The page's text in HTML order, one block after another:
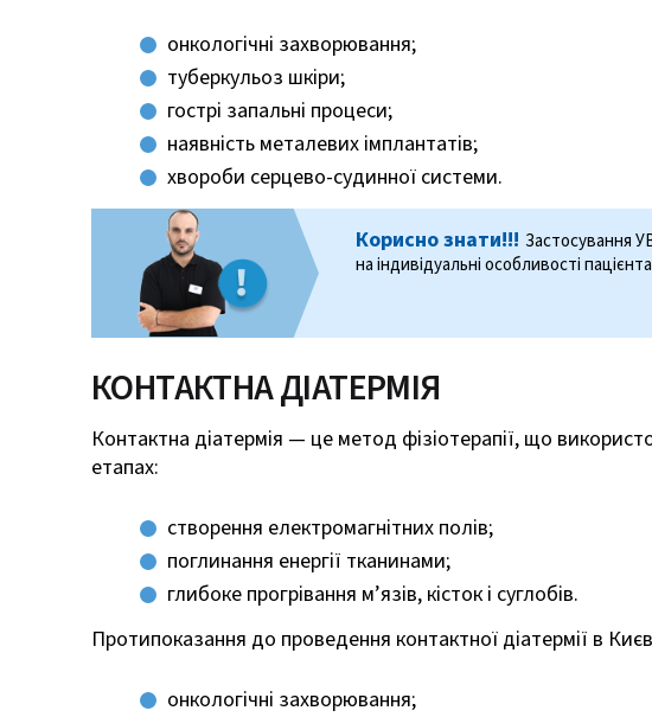
онкологічні захворювання;
туберкульоз шкіри;
гострі запальні процеси;
наявність металевих імплантатів;
хвороби серцево-судинної системи.
Корисно знати!!! Застосування
на індивідуальні особливості
КОНТАКТНА ДІАТЕРМІЯ
Контактна діатермія — це метод фізіотерапії, що
етапах:
створення електромагнітних полів;
поглинання енергії тканинами;
глибоке прогрівання м’язів, кісток і суглобів.
Протипоказання до проведення контактної діатермії в
онкологічні захворювання;